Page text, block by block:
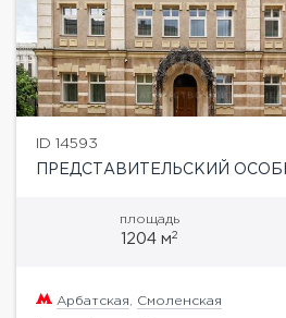
ID 14593
ПРЕДСТАВИТЕЛЬСКИЙ
площадь
1204 м2
Арбатская Смоленская